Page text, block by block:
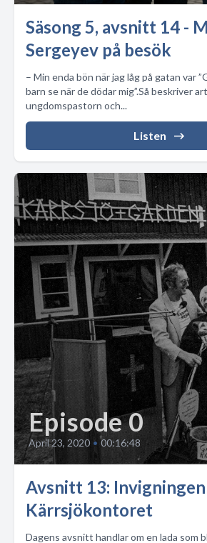
Säsong 5, avsnitt 14 -
Sergeyev på besök
– Min enda bön när jag låg på gatan var
barn se när de dödar mig”.Så beskriver
ungdomspastorn och...
Listen
Episode 0
April 23, 2020 • 00:16:48
Avsnitt 13:
Kärrsjökontoret
Dagens avsnitt handlar om en lada som